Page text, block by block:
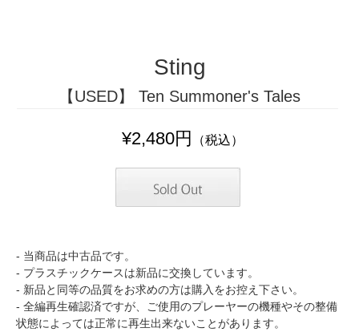
Sting
【USED】 Ten Summoner's Tales
¥2,480円 （税込）
- 当商品は中古品です。
- プラスチックケースは新品に交換しています。
- 新品と同等の品質をお求めの方は購入をお控え下さい。
- 全編再生確認済ですが、ご使用のプレーヤーの機種やその整備
状態によっては正常に再生出来ないことがあります。